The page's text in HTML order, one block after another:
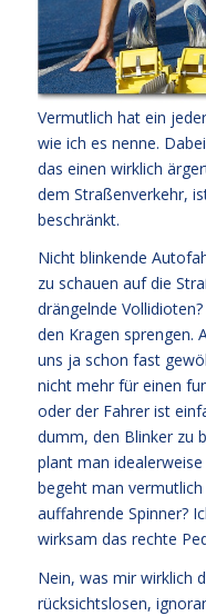
Vermutlich hat ein
wie ich es nenne.
das einen wirklich
dem Straßenverkehr,
beschränkt.
Nicht blinkende
zu schauen auf die
drängelnde
den Kragen sprengen.
uns ja schon fast
nicht mehr für einen
oder der Fahrer ist
dumm, den Blinker zu
plant man
begeht man
auffahrende Spinner?
wirksam das rechte
Nein, was mir wirklich
rücksichtslosen,